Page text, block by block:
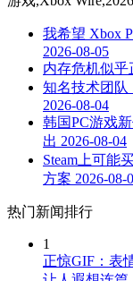
我希望 Xbox
2026-08-05
内存危机似乎
知名技术团队
2026-08-04
韩国PC游戏
出 2026-08-04
Steam上可能
方案 2026-08-
热门新闻排行
1
正惊GIF：表